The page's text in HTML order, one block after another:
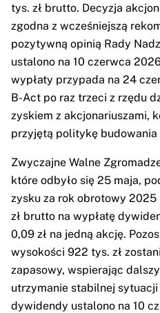
tys. zł brutto. Decyzja
zgodna z wcześniejszą
pozytywną opinią Rady
ustalono na 10 czerwca
wypłaty przypada na 24
B-Act po raz trzeci z rzędu
zyskiem z akcjonariuszami,
przyjętą politykę
Zwyczajne Walne
które odbyło się 25 maja,
zysku za rok obrotowy 2025
zł brutto na wypłatę
0,09 zł na jedną akcję.
wysokości 922 tys. zł
zapasowy, wspierając
utrzymanie stabilnej
dywidendy ustalono na 10